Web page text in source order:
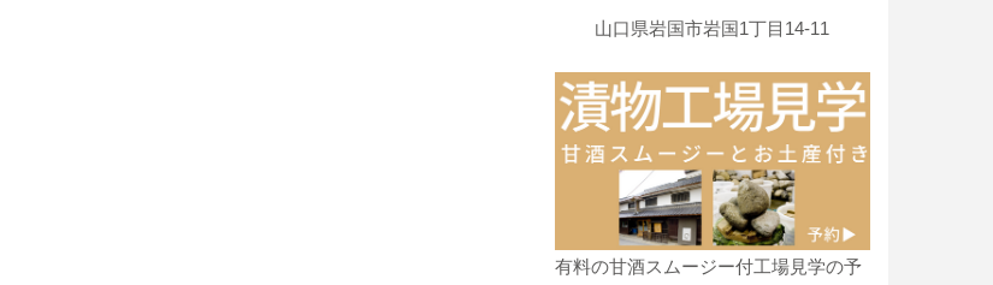
山口県岩国市岩国1丁目14-11
有料の甘酒スムージー付工場見学の予